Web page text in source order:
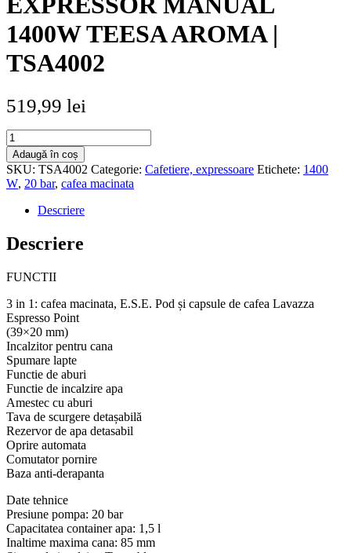
1400W TEESA AROMA |
TSA4002
519,99 lei
Cantitate
EXPRESSOR
MANUAL
1400W
TEESA
AROMA
TSA4002
Adaugă în coș
SKU: TSA4002 Categorie: Cafetiere, expressoare Etichete: 1400
W, 20 bar, cafea macinata
Descriere
Descriere
FUNCTII
3 in 1: cafea macinata, E.S.E. Pod și capsule de cafea Lavazza
Espresso Point
(39×20 mm)
Incalzitor pentru cana
Spumare lapte
Functie de aburi
Functie de incalzire apa
Amestec cu aburi
Tava de scurgere detașabilă
Rezervor de apa detasabil
Oprire automata
Comutator pornire
Baza anti-derapanta
Date tehnice
Presiune pompa: 20 bar
Capacitatea container apa: 1,5 l
Inaltime maxima cana: 85 mm